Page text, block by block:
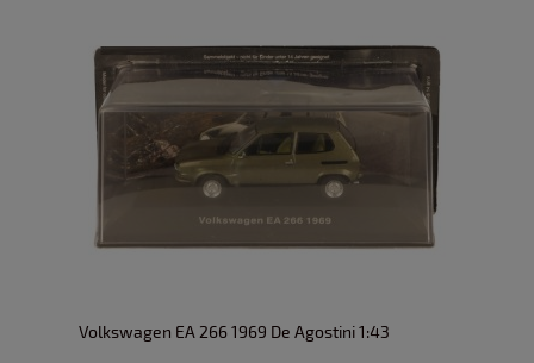
Volkswagen EA 266 1969 De Agostini 1:43